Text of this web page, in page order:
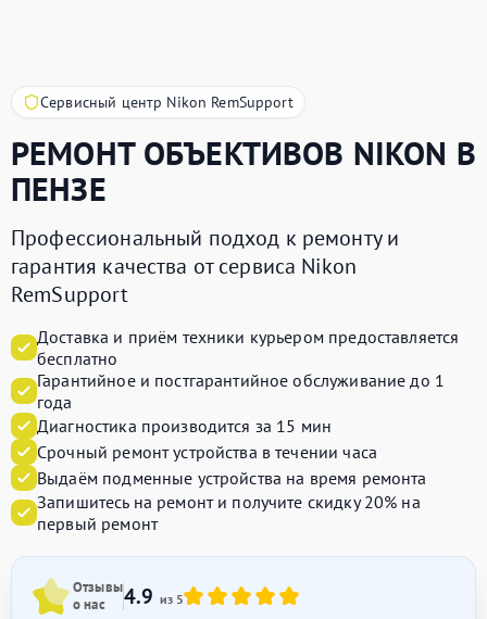
Сервисный центр Nikon RemSupport
РЕМОНТ ОБЪЕКТИВОВ NIKON В
ПЕНЗЕ
Профессиональный подход к ремонту и
гарантия качества от сервиса Nikon
RemSupport
Доставка и приём техники курьером предоставляется
бесплатно
Гарантийное и постгарантийное обслуживание до 1
года
Диагностика производится за 15 мин
Срочный ремонт устройства в течении часа
Выдаём подменные устройства на время ремонта
Запишитесь на ремонт и получите скидку 20% на
первый ремонт
Отзывы
о нас
4.9 из 5